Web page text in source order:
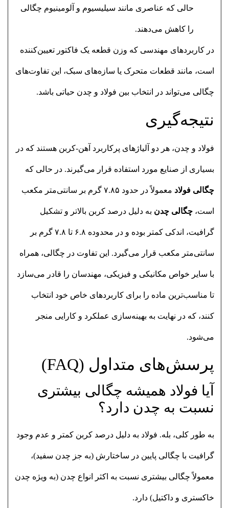
حالی که عناصری مانند سیلیسیوم و آلومینیوم چگالی
را کاهش می‌دهند.
در کاربردهای مهندسی که وزن قطعه یک فاکتور تعیین‌کننده
است، مانند قطعات متحرک یا سازه‌های سبک، این تفاوت‌های
چگالی می‌تواند در انتخاب بین فولاد و چدن حیاتی باشد.
نتیجه‌گیری
فولاد و چدن، هر دو آلیاژهای پرکاربرد آهن-کربن هستند که در
بسیاری از صنایع مورد استفاده قرار می‌گیرند. در حالی که
چگالی فولاد معمولاً در حدود ۷.۸۵ گرم بر سانتی‌متر مکعب
است، چگالی چدن به دلیل درصد کربن بالاتر و تشکیل
گرافیت، اندکی کمتر بوده و در محدوده ۶.۸ تا ۷.۸ گرم بر
سانتی‌متر مکعب قرار می‌گیرد. این تفاوت در چگالی، همراه
با سایر خواص مکانیکی و فیزیکی، مهندسان را قادر می‌سازد
تا مناسب‌ترین ماده را برای کاربردهای خاص خود انتخاب
کنند، که در نهایت به بهینه‌سازی عملکرد و کارایی منجر
می‌شود.
پرسش‌های متداول (FAQ)
آیا فولاد همیشه چگالی بیشتری
نسبت به چدن دارد؟
به طور کلی، بله. فولاد به دلیل درصد کربن کمتر و عدم وجود
گرافیت با چگالی پایین در ساختارش (به جز چدن سفید)،
معمولاً چگالی بیشتری نسبت به اکثر انواع چدن (به ویژه چدن
خاکستری و داکتیل) دارد.